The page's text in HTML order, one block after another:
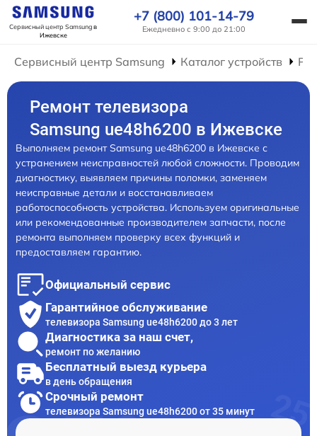
Сервисный центр Samsungв
Ижевске
+7 (800) 101-14-79
Ежедневно с 9:00 до 21:00
Сервисный центр Samsung Каталог устройств
Ремонт телевизора
Samsung ue48h6200 в Ижевске
Выполняем ремонт Samsung ue48h6200 в Ижевске с
устранением неисправностей любой сложности. Проводим
диагностику, выявляем причины поломки, заменяем
неисправные детали и восстанавливаем
работоспособность устройства. Используем оригинальные
или рекомендованные производителем запчасти, после
ремонта выполняем проверку всех функций и
предоставляем гарантию.
Официальный сервис
Гарантийное обслуживание
телевизора Samsung ue48h6200 до 3 лет
Диагностика за наш счет,
ремонт по желанию
Бесплатный выезд курьера
в день обращения
Срочный ремонт
телевизора Samsung ue48h6200 от 35 минут